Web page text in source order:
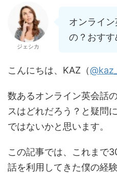
ジェシカ
オンライ
の？おすす
こんにちは、KAZ（
数あるオンライン英会話
スはどれだろう？と疑問
ではないかと思います。
この記事では、これまで
話を利用してきた僕の経